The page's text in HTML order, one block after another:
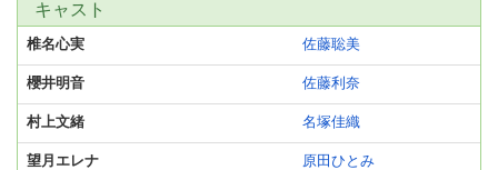
キャスト
椎名心実 佐藤聡美
櫻井明音 佐藤利奈
村上文緒 名塚佳織
望月エレナ 原田ひとみ